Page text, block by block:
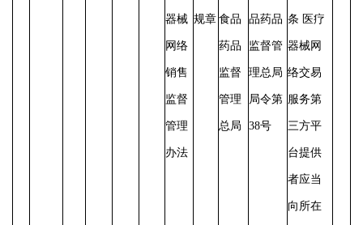
器械
网络
销售
监督
管理
办法
规章 食品
药品
监督
管理
总局
品药品
监督管
理总局
局令第
38号
条 医疗
器械网
络交易
服务第
三方平
台提供
者应当
向所在